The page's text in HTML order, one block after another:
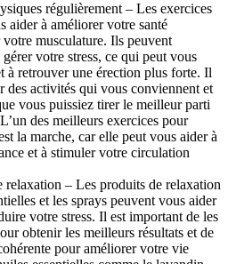
régulièrement – Les exercices
aider à améliorer votre santé
musculature. Ils peuvent
votre stress, ce qui peut vous
à retrouver une érection plus forte. Il
des activités qui vous conviennent et
vous puissiez tirer le meilleur parti
des meilleurs exercices pour
la marche, car elle peut vous aider à
et à stimuler votre circulation
relaxation – Les produits de relaxation
et les sprays peuvent vous aider
votre stress. Il est important de les
obtenir les meilleurs résultats et de
pour améliorer votre vie